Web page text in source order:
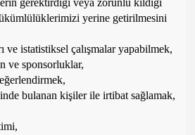
gerektirdiği veya zorunlu kıldığı
yerine getirilmesini
ve istatistiksel çalışmalar yapabilmek,
ve sponsorluklar,
bulanan kişiler ile irtibat sağlamak,